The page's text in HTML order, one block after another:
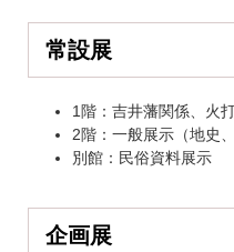
常設展
1階：吉井藩関係、火
2階：一般展示（地史
別館：民俗資料展示
企画展